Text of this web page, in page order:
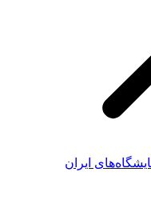
ایران